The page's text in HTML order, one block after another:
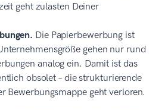
geht zulasten Deiner
Die Papierbewerbung ist
gehen nur rund
analog ein. Damit ist das
obsolet – die strukturierende
Bewerbungsmappe geht verloren.